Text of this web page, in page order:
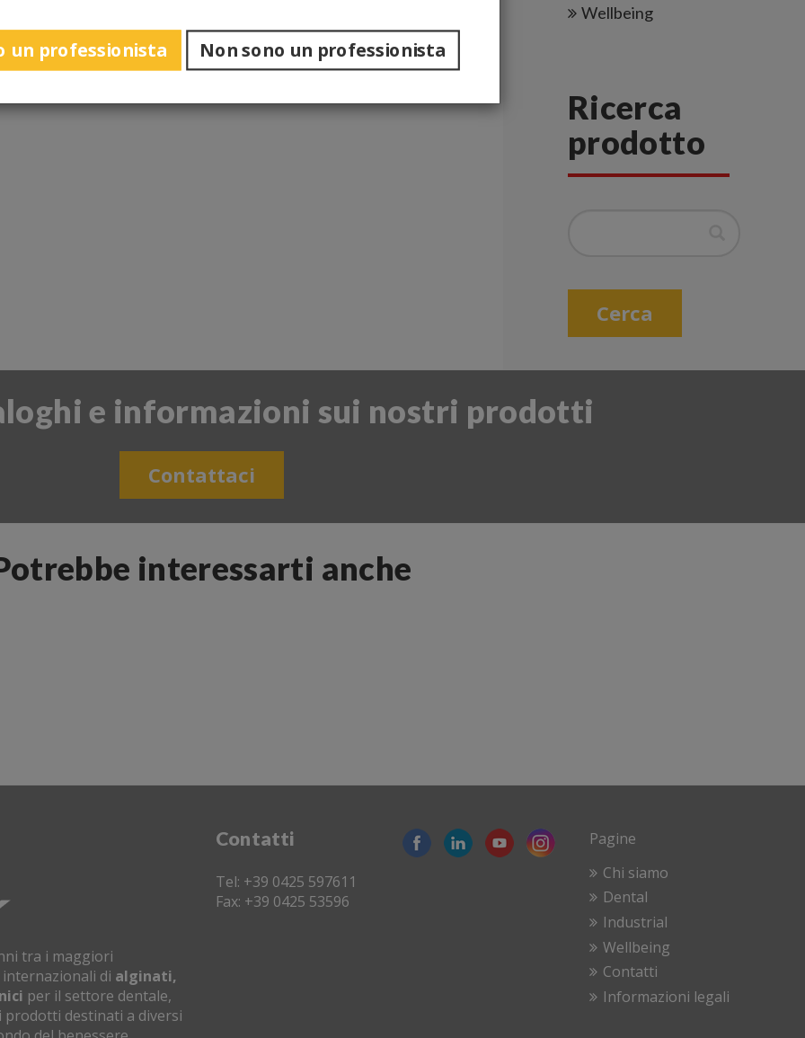
Wellbeing
Ricerca
prodotto
Cerca
e informazioni sui nostri prodotti
Contattaci
interessarti anche
tra i maggiori
di alginati,
per il settore dentale,
destinati a diversi
Contatti
Tel: +39 0425 597611
Fax: +39 0425 53596
Pagine
Chi siamo
Dental
Industrial
Wellbeing
Contatti
Informazioni legali
un professionista Non sono un professionista